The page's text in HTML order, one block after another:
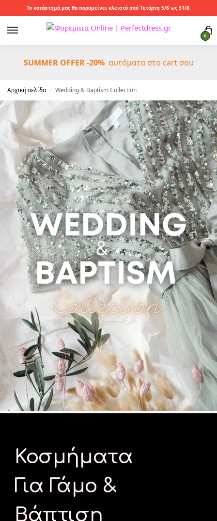
Το κατάστημά μας θα παραμείνει κλειστό από Τετάρτη 5/8 ως 31/8.
0
SUMMER OFFER -20%αυτόματα στο cart σου
Αρχική σελίδα / Wedding & Baptism Collection
Κοσμήματα
Για Γάμο &
Βάπτιση